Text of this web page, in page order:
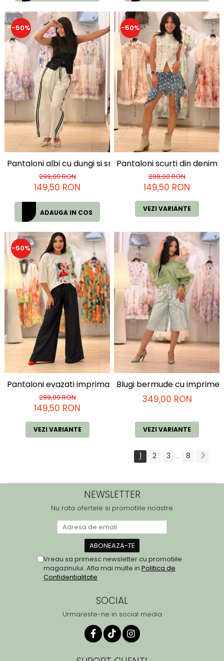
-50%
Pantaloni albi cu dungi si snur in talie
299,00 RON
149,50 RON
ADAUGA IN COS
-50%
Pantaloni scurti din denim
299,00 RON
149,50 RON
VEZI VARIANTE
-50%
Pantaloni evazati imprimati cu nasturi in partea de jos
299,00 RON
149,50 RON
VEZI VARIANTE
Blugi bermude cu
349,00 RON
VEZI VARIANTE
1 2 3 ... 8
NEWSLETTER
Nu rata ofertele si promotiile noastre
Vreau sa primesc newsletter cu promotiile
magazinului. Afla mai multe in Politica de
Confidentialitate
SOCIAL
Urmareste-ne in social media